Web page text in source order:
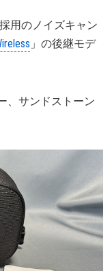
用のノイズキャン
」の後継モデ
、サンドストーン